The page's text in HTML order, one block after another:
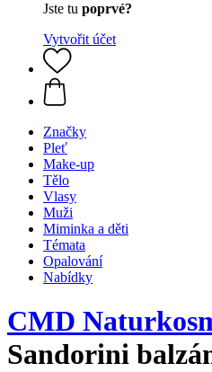
Jste tu poprvé?
Vytvořit účet
Značky
Pleť
Make-up
Tělo
Vlasy
Muži
Miminka a děti
Témata
Opalování
Nabídky
CMD
Sandorini